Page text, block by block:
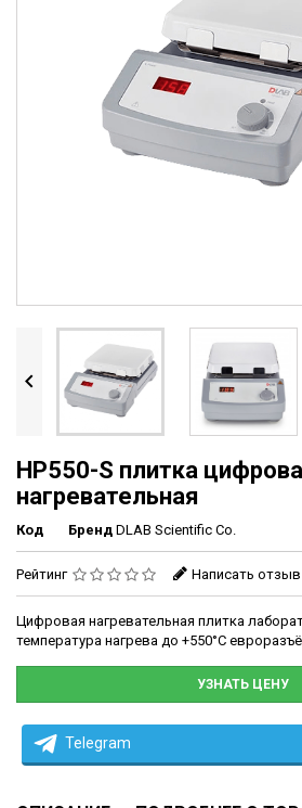

HP550-S плитка
нагревательная
Код Бренд DLAB Scientific Co.
Рейтинг Написать отзыв
Цифровая нагревательная плитка
температура нагрева до +550°С
УЗНАТЬ ЦЕНУ
Telegram